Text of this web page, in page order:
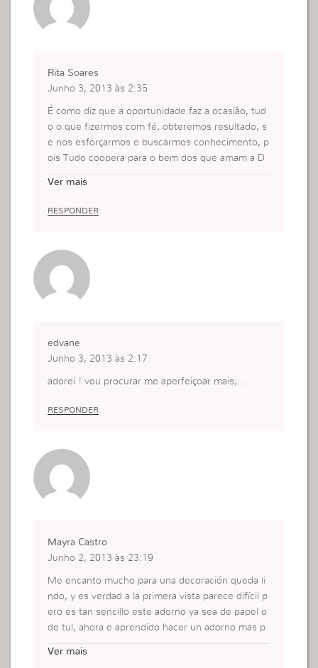
Rita Soares
Junho 3, 2013 às 2:35
É como diz que a oportunidade faz a ocasião, tud
o o que fizermos com fé, obteremos resultado, s
e nos esforçarmos e buscarmos conhecimento, p
ois Tudo coopera para o bem dos que amam a D
Ver mais
RESPONDER
edvane
Junho 3, 2013 às 2:17
adorei ! vou procurar me aperfeiçoar mais;…
RESPONDER
Mayra Castro
Junho 2, 2013 às 23:19
Me encanto mucho para una decoración queda li
ndo, y es verdad a la primera vista parece difícil p
ero es tan sencillo este adorno ya sea de papel o
de tul, ahora e aprendido hacer un adorno mas p
Ver mais